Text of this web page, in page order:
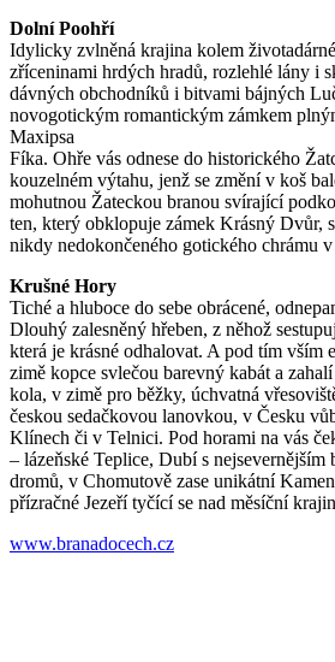
Dolní Poohří
Idylicky zvlněná krajina kolem
zříceninami hrdých hradů, rozlehlé lány i
dávných obchodníků i bitvami bájných
novogotickým romantickým zámkem
Maxipsa
Fíka. Ohře vás odnese do historického
kouzelném výtahu, jenž se změní v koš
mohutnou Žateckou branou svírající
ten, který obklopuje zámek Krásný Dvůr,
nikdy nedokončeného gotického chrámu
Krušné Hory
Tiché a hluboce do sebe obrácené,
Dlouhý zalesněný hřeben, z něhož
která je krásné odhalovat. A pod tím
zimě kopce svlečou barevný kabát a
kola, v zimě pro běžky, úchvatná
českou sedačkovou lanovkou, v Česku
Klínech či v Telnici. Pod horami na vás
– lázeňské Teplice, Dubí s
dromů, v Chomutově zase unikátní
přízračné Jezeří tyčící se nad měsíční
www.branadocech.cz